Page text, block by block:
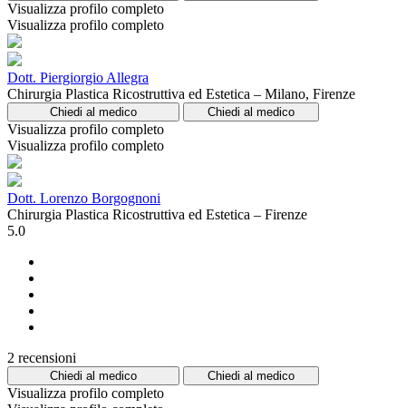
Visualizza profilo completo
Visualizza profilo completo
Dott. Piergiorgio Allegra
Chirurgia Plastica Ricostruttiva ed Estetica – Milano, Firenze
Chiedi al medico Chiedi al medico
Visualizza profilo completo
Visualizza profilo completo
Dott. Lorenzo Borgognoni
Chirurgia Plastica Ricostruttiva ed Estetica – Firenze
5.0
2 recensioni
Chiedi al medico Chiedi al medico
Visualizza profilo completo